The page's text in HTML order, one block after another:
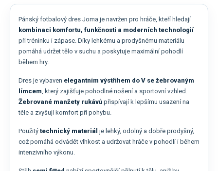
Pánský fotbalový dres Joma je navržen pro hráče, kteří hledají
kombinaci komfortu, funkčnosti a moderních technologií
při tréninku i zápase. Díky lehkému a prodyšnému materiálu
pomáhá udržet tělo v suchu a poskytuje maximální pohodlí
během hry.
Dres je vybaven elegantním výstřihem do V se žebrovaným
límcem, který zajišťuje pohodlné nošení a sportovní vzhled.
Žebrované manžety rukávů přispívají k lepšímu usazení na
těle a zvyšují komfort při pohybu.
Použitý technický materiál je lehký, odolný a dobře prodyšný,
což pomáhá odvádět vlhkost a udržovat hráče v pohodlí i během
intenzivního výkonu.